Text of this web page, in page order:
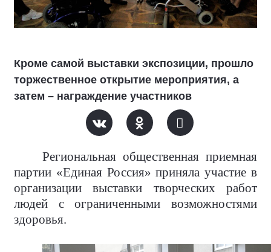
Кроме самой выставки экспозиции, прошло
торжественное открытие мероприятия, а
затем – награждение участников
Региональная общественная приемная
партии «Единая Россия» приняла участие в
организации выставки творческих работ
людей с ограниченными возможностями
здоровья.